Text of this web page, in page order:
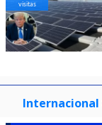
visitas
Internacional